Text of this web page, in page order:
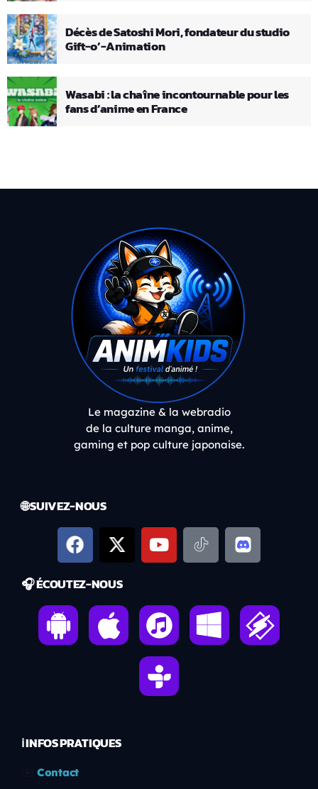
Décès de Satoshi Mori, fondateur du studio
Gift-o’-Animation
Wasabi : la chaîne incontournable pour les
fans d’anime en France
Le magazine & la webradio
de la culture manga, anime,
gaming et pop culture japonaise.
🌐 SUIVEZ-NOUS
🎧 ÉCOUTEZ-NOUS
ℹ️ INFOS PRATIQUES
Contact